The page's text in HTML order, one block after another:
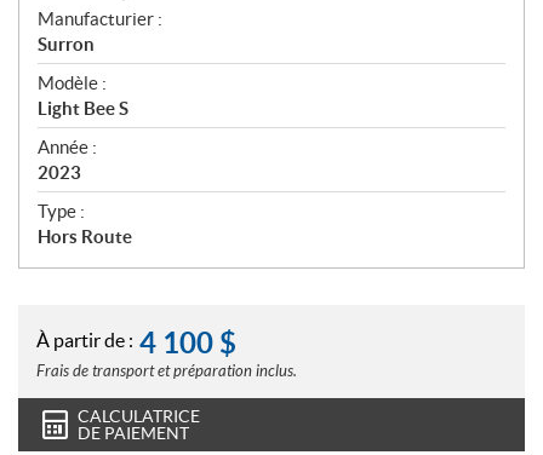
S
p
é
c
i
f
i
c
a
n
s
Manufacturier :
Surron
Modèle :
Light Bee S
Année :
2023
Type :
Hors Route
À partir de : 4 100 $
Frais de transport et préparation inclus.
CALCULATRICE
DE PAIEMENT